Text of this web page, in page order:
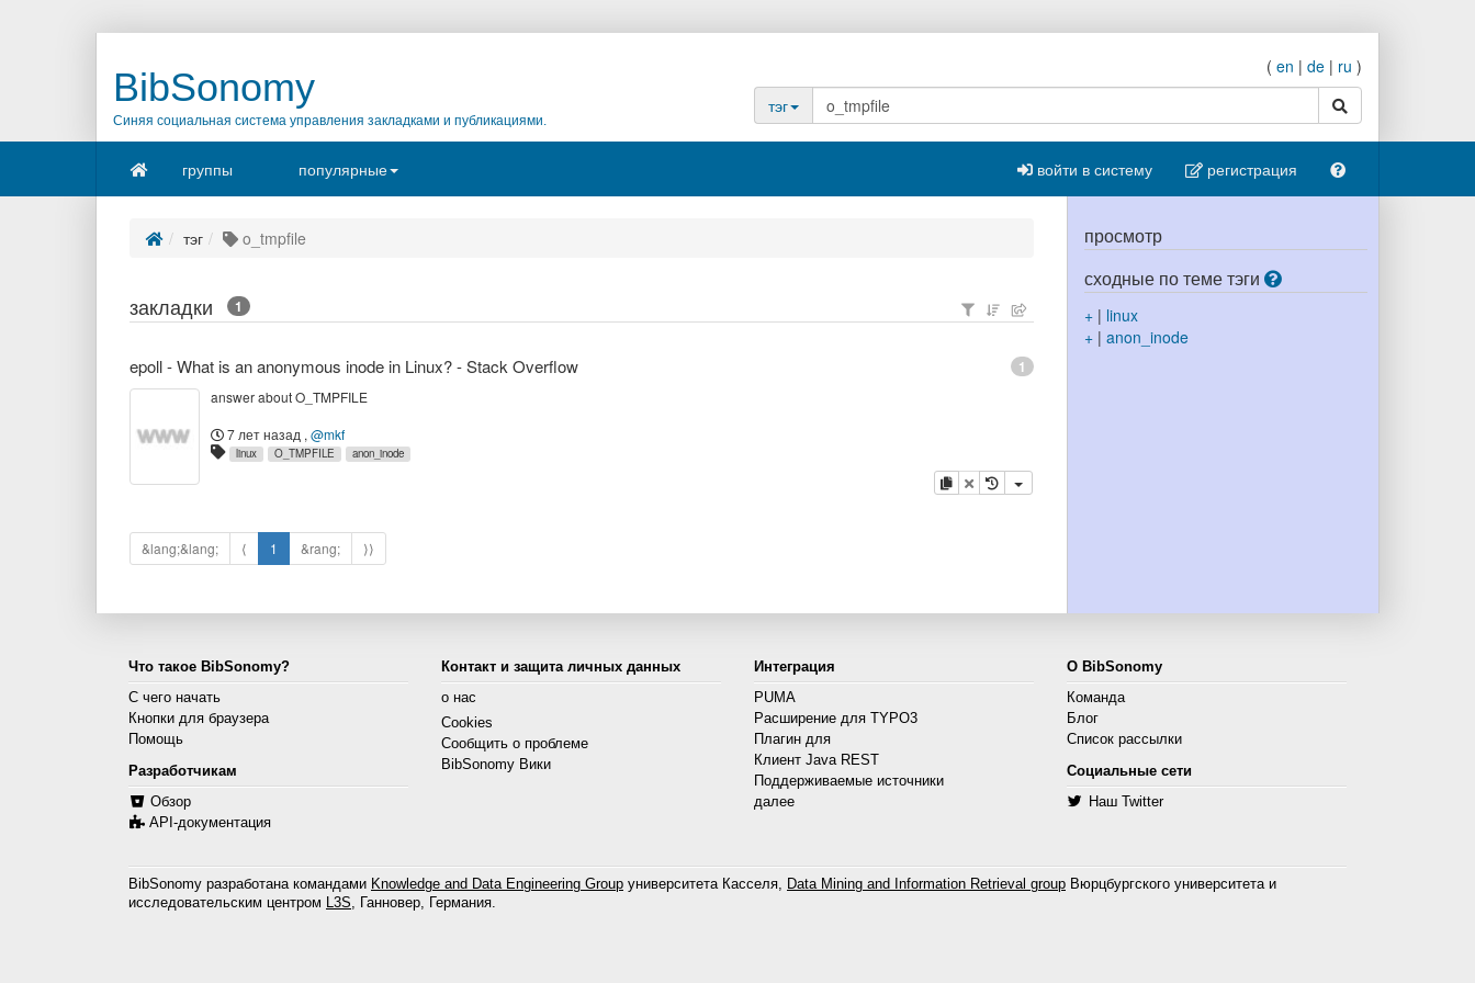
BibSonomy
Синяя социальная система управления закладками и публикациями.
( en | de | ru )
тэг
поиск
группы популярные войти в систему регистрация
тэг o_tmpfile
закладки 1
1
epoll - What is an anonymous inode in Linux? - Stack Overflow
answer about O_TMPFILE
7 лет назад , @mkf
linux O_TMPFILE anon_inode
копировать
удалить
&lang;&lang; ⟨ 1 &rang; ⟩⟩
просмотр
сходные по теме тэги
+| linux
+| anon_inode
Что такое BibSonomy?
С чего начать
Кнопки для браузера
Помощь
Разработчикам
Обзор
API-документация
Контакт и защита личных данных
о нас
Cookies
Сообщить о проблеме
BibSonomy Вики
Интеграция
PUMA
Расширение для TYPO3
Плагин для
Клиент Java REST
Поддерживаемые источники
далее
О BibSonomy
Команда
Блог
Список рассылки
Социальные сети
Наш Twitter
BibSonomy разработана командами Knowledge and Data Engineering Group университета Касселя, Data Mining and Information Retrieval group Вюрцбургского университета и
исследовательским центром L3S, Ганновер, Германия.